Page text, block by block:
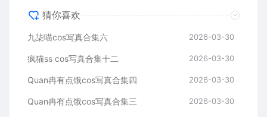
猜你喜欢
九柒喵cos写真合集六 2026-03-30
疯猫ss cos写真合集十二 2026-03-30
Quan冉有点饿cos写真合集四 2026-03-30
Quan冉有点饿cos写真合集三 2026-03-30